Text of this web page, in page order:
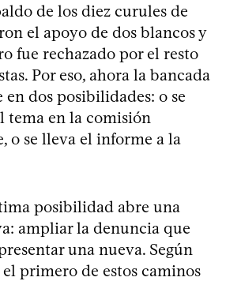
de los diez curules de
el apoyo de dos blancos y
fue rechazado por el resto
Por eso, ahora la bancada
en dos posibilidades: o se
tema en la comisión
o se lleva el informe a la
posibilidad abre una
ampliar la denuncia que
una nueva. Según
el primero de estos caminos